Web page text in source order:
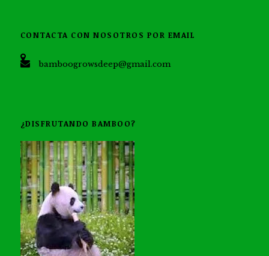
CONTACTA CON NOSOTROS POR EMAIL
bamboogrowsdeep@gmail.com
¿DISFRUTANDO BAMBOO?